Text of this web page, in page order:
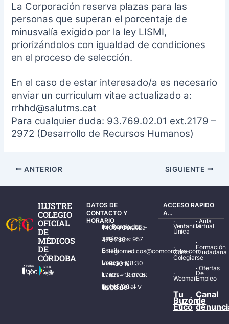
La Corporación reserva plazas para las
personas que superan el porcentaje de
minusvalía exigido por la ley LISMI,
priorizándolos con igualdad de condiciones
en el proceso de selección.
En el caso de estar interesado/a es necesario
enviar un curriculum vitae actualizado a:
rrhhd@salutms.cat
Para cualquier duda: 93.769.02.01 ext.2179 –
2972 (Desarrollo de Recursos Humanos)
ANTERIOR SIGUIENTE
ILUSTRE
COLEGIO
OFICIAL
DE
MÉDICOS
DE
CÓRDOBA
DATOS DE
CONTACTO Y
HORARIO
Av. Ronda de los Tejares, 32 – 14001 Córdoba
Teléfonos: 957 478 785
Email: colegiomedicos@comcordoba.com
Lunes – Viernes: 08:30 – 14:30 h.
Lunes – Jueves: 17:00 – 19:30 h.
Del 15/06 al 15/09 de L – V de 08:00 – 15:00 h.
ACCESO RAPIDO
A...
·
Ventanilla
Única
·
Cómo
Colegiarse
·
Webmail
·Aula
Virtual
·
Formación
Ciudadana
·Ofertas
De
Empleo
Tu
Buzón
Ético
Canal
de